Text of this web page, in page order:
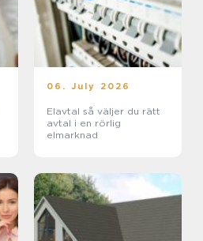
06. July 2026
Elavtal så väljer du rätt
avtal i en rörlig
elmarknad